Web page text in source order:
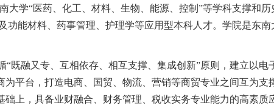
大学“医药、化工、材料、生物、能源、控制”等学科支撑和
功能材料、药事管理、护理学等应用型本科人才。学院是东
“既融又专、互相依存、相互支撑、集成创新”原则，建立以
为平台，打造电商、国贸、物流、营销等商贸专业之间互为
上，具备业财融合、财务管理、税收实务专业能力的高素质